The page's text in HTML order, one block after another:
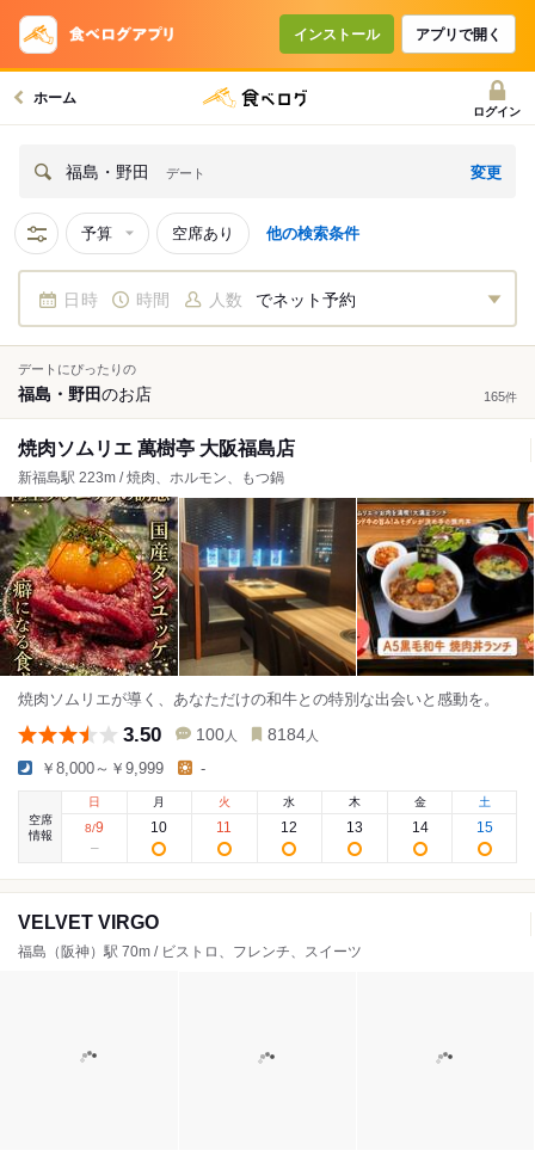
インストール アプリで開く
ホーム
ログイン
福島・野田 デート 変更
予算 空席あり 他の検索条件
日時 時間 人数 でネット予約
デートにぴったりの
福島・野田のお店 165件
焼肉ソムリエ 萬樹亭 大阪福島店
新福島駅 223m / 焼肉、ホルモン、もつ鍋
焼肉ソムリエが導く、あなただけの和牛との特別な出会いと感動を。
3.50 100 人 8184 人
￥8,000～￥9,999 -
空席
情報
日
8/9
月
10
火
11
水
12
木
13
金
14
土
15
VELVET VIRGO
福島（阪神）駅 70m / ビストロ、フレンチ、スイーツ